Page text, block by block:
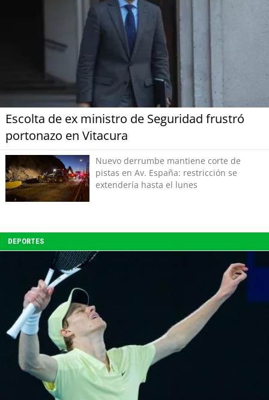
Escolta de ex ministro de Seguridad frustró
portonazo en Vitacura
Nuevo derrumbe mantiene corte de
pistas en Av. España: restricción se
extendería hasta el lunes
DEPORTES